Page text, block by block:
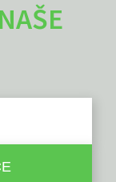
NAŠE